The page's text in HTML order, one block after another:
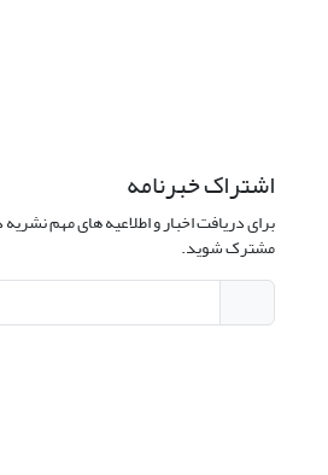
اشتراک خبرنامه
برای دریافت اخبار و اطلاعیه های مهم
مشترک شوید.